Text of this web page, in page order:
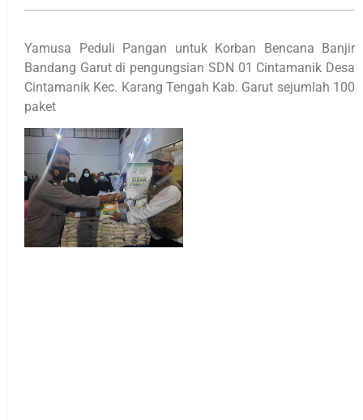
Yamusa Peduli Pangan untuk Korban Bencana Banjir
Bandang Garut di pengungsian SDN 01 Cintamanik Desa
Cintamanik Kec. Karang Tengah Kab. Garut sejumlah 100
paket